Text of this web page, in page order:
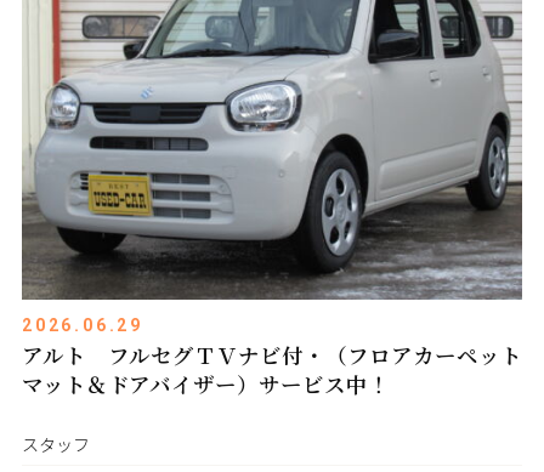
2026.06.29
アルト フルセグＴＶナビ付・（フロアカーペット
マット＆ドアバイザー）サービス中！
スタッフ